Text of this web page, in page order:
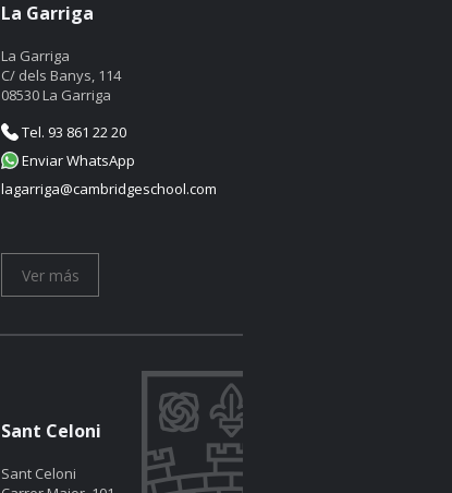
La Garriga
La Garriga
C/ dels Banys, 114
08530 La Garriga
Tel. 93 861 22 20
Enviar WhatsApp
lagarriga@cambridgeschool.com
Ver más
Sant Celoni
Sant Celoni